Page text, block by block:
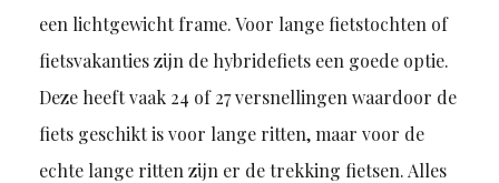
een lichtgewicht frame. Voor lange fietstochten of
fietsvakanties zijn de hybridefiets een goede optie.
Deze heeft vaak 24 of 27 versnellingen waardoor de
fiets geschikt is voor lange ritten, maar voor de
echte lange ritten zijn er de trekking fietsen. Alles